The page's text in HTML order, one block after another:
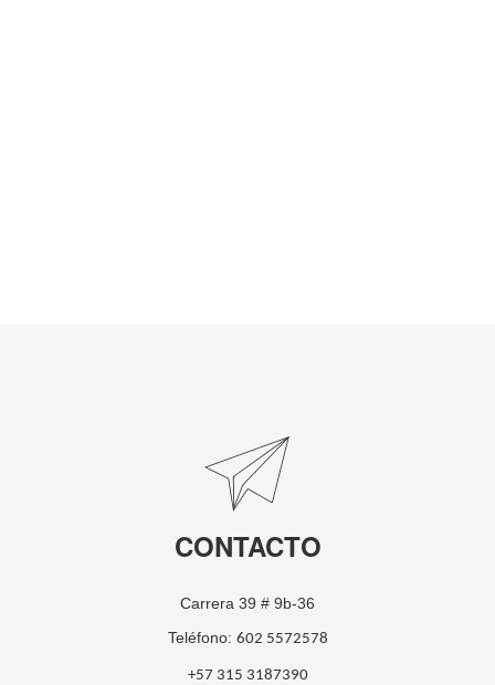
CONTACTO
Carrera 39 # 9b-36
Teléfono: 602 5572578
+57 315 3187390